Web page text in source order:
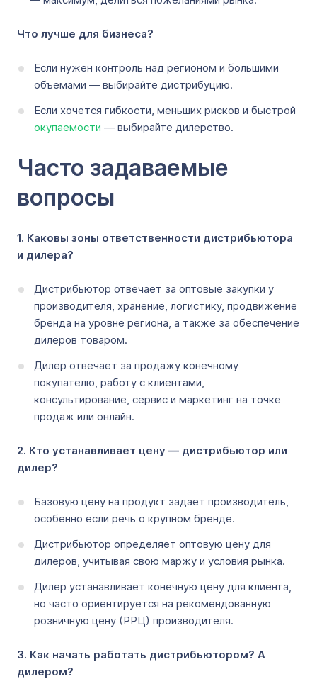
Что лучше для бизнеса?
Если нужен контроль над регионом и большими
объемами — выбирайте дистрибуцию.
Если хочется гибкости, меньших рисков и быстрой
окупаемости — выбирайте дилерство.
Часто задаваемые
вопросы
1. Каковы зоны ответственности дистрибьютора
и дилера?
Дистрибьютор отвечает за оптовые закупки у
производителя, хранение, логистику, продвижение
бренда на уровне региона, а также за обеспечение
дилеров товаром.
Дилер отвечает за продажу конечному
покупателю, работу с клиентами,
консультирование, сервис и маркетинг на точке
продаж или онлайн.
2. Кто устанавливает цену — дистрибьютор или
дилер?
Базовую цену на продукт задает производитель,
особенно если речь о крупном бренде.
Дистрибьютор определяет оптовую цену для
дилеров, учитывая свою маржу и условия рынка.
Дилер устанавливает конечную цену для клиента,
но часто ориентируется на рекомендованную
розничную цену (РРЦ) производителя.
3. Как начать работать дистрибьютором? А
дилером?